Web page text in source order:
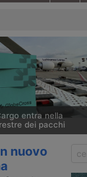
entra nella
dei pacchi
crea una
dedicata
nata
nuovo